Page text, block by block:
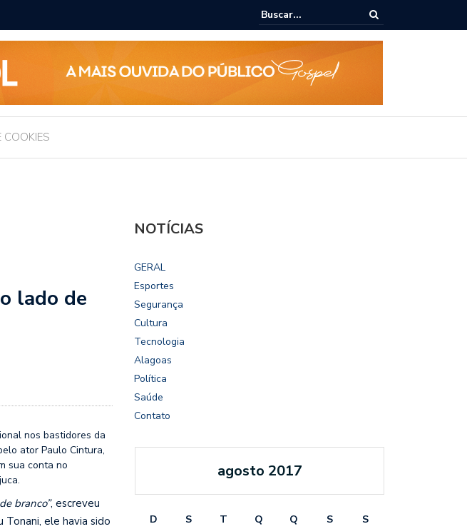
Câmara dialoga com UFAL e Faculdade de Coimbra sobre parcerias para
Legislativo
COOKIES
lado de
nos bastidores da
ator Paulo Cintura,
sua conta no
branco”, escreveu
ele havia sido
NOTÍCIAS
GERAL
Esportes
Segurança
Cultura
Tecnologia
Alagoas
Política
Saúde
Contato
agosto 2017
D S T Q Q S
S